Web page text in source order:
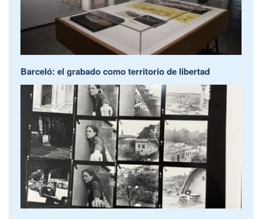
Barceló: el grabado como territorio de libertad